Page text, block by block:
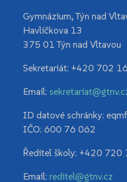
Gymnázium, Týn nad
Havlíčkova 13
375 01 Týn nad Vltavou
Sekretariát: +420 702
Email:
ID datové schránky:
IČO: 600 76 062
Ředitel školy: +420 720
Email: reditel@gtnv.cz